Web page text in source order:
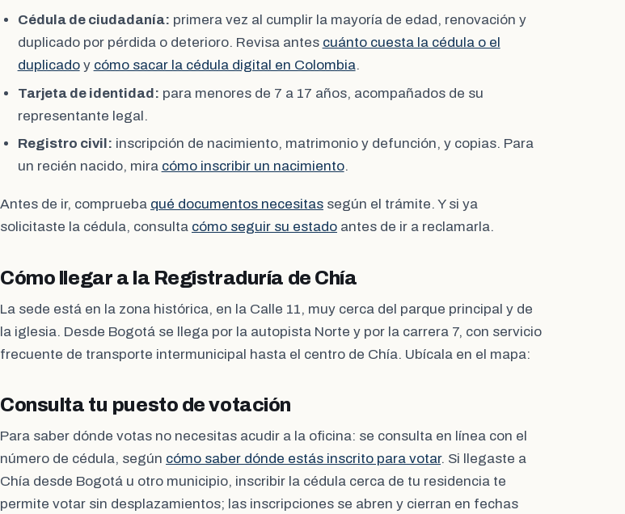
Cédula de ciudadanía: primera vez al cumplir la mayoría de edad, renovación y
duplicado por pérdida o deterioro. Revisa antes cuánto cuesta la cédula o el
duplicadoy cómo sacar la cédula digital en Colombia.
Tarjeta de identidad: para menores de 7 a 17 años, acompañados de su
representante legal.
Registro civil: inscripción de nacimiento, matrimonio y defunción, y copias. Para
un recién nacido, mira cómo inscribir un nacimiento.
Antes de ir, comprueba qué documentos necesitas según el trámite. Y si ya
solicitaste la cédula, consulta cómo seguir su estado antes de ir a reclamarla.
Cómo llegar a la Registraduría de Chía
La sede está en la zona histórica, en la Calle 11, muy cerca del parque principal y de
la iglesia. Desde Bogotá se llega por la autopista Norte y por la carrera 7, con servicio
frecuente de transporte intermunicipal hasta el centro de Chía. Ubícala en el mapa:
Consulta tu puesto de votación
Para saber dónde votas no necesitas acudir a la oficina: se consulta en línea con el
número de cédula, según cómo saber dónde estás inscrito para votar. Si llegaste a
Chía desde Bogotá u otro municipio, inscribir la cédula cerca de tu residencia te
permite votar sin desplazamientos; las inscripciones se abren y cierran en fechas